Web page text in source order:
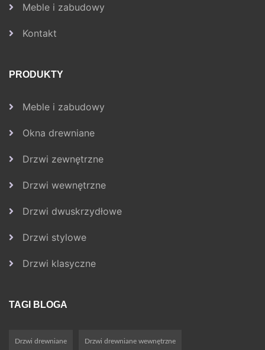
Meble i zabudowy
Kontakt
PRODUKTY
Meble i zabudowy
Okna drewniane
Drzwi zewnętrzne
Drzwi wewnętrzne
Drzwi dwuskrzydłowe
Drzwi stylowe
Drzwi klasyczne
TAGI BLOGA
Drzwi drewniane Drzwi drewniane wewnętrzne